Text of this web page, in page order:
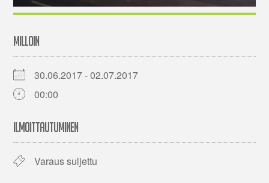
MILLOIN
30.06.2017 - 02.07.2017
00:00
ILMOITTAUTUMINEN
Varaus suljettu